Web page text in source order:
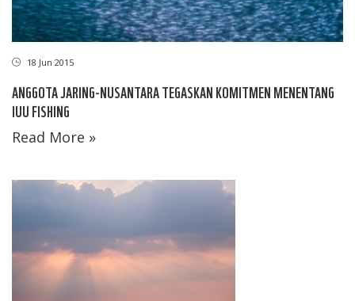
18 Jun 2015
ANGGOTA JARING-NUSANTARA TEGASKAN KOMITMEN MENENTANG
IUU FISHING
Read More »